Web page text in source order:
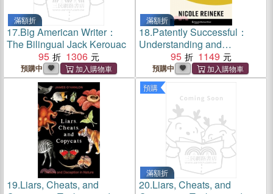
滿額折
17.Big American Writer：
The Bilingual Jack Kerouac
95
1306
預購中
滿額折
18.Patently Successful：
Understanding and
Mastering Intellectual
Property
95 1149
預購中
19.Liars, Cheats, and
預購
滿額折
20.Liars, Cheats, and